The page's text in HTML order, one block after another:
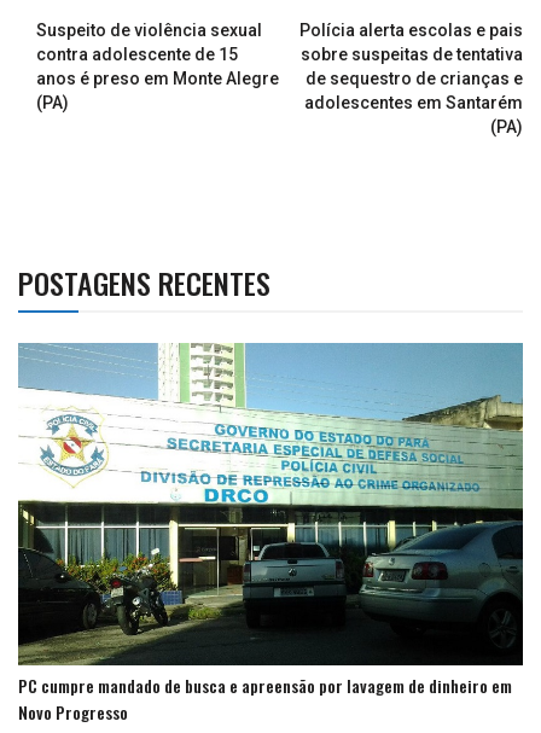
Suspeito de violência sexual
contra adolescente de 15
anos é preso em Monte Alegre
(PA)
Polícia alerta escolas e pais
sobre suspeitas de tentativa
de sequestro de crianças e
adolescentes em Santarém
(PA)
POSTAGENS RECENTES
PC cumpre mandado de busca e apreensão por lavagem de dinheiro em
Novo Progresso